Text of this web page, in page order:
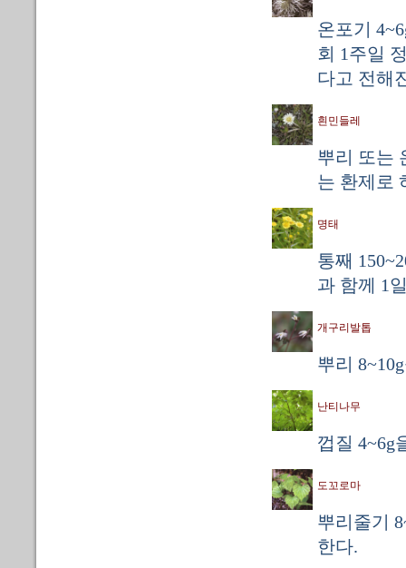
온포기
회 1주일
다고 전해
흰민들레
뿌리 또는
는 환제로
명태
통째
과 함께 1
개구리발톱
뿌리
난티나무
껍질 4~6g
도꼬로마
뿌리줄기
한다.